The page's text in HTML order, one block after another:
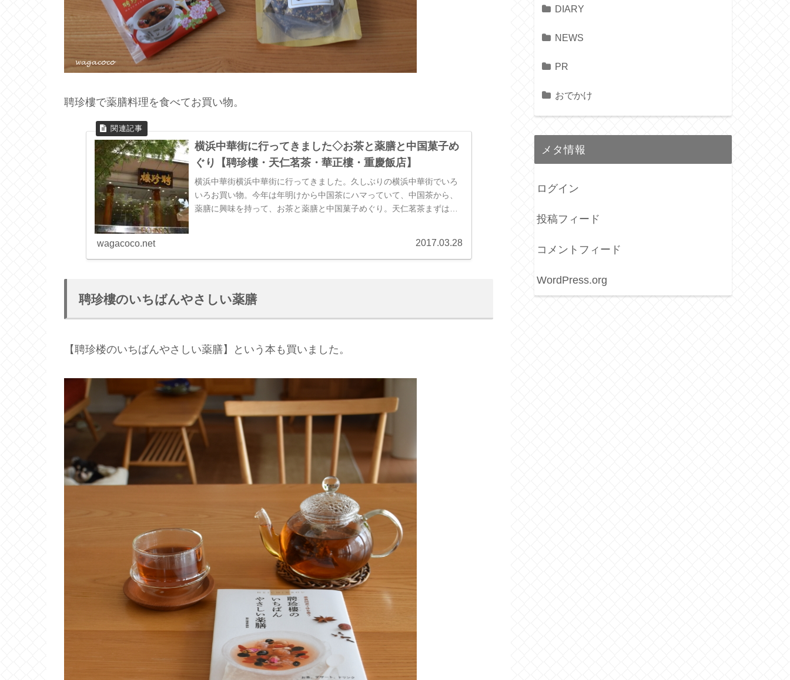
聘珍樓で薬膳料理を食べてお買い物。
横浜中華街に行ってきました◇お茶と薬膳と中国菓子め
ぐり【聘珍樓・天仁茗茶・華正樓・重慶飯店】
横浜中華街横浜中華街に行ってきました。久しぶりの横浜中華街でいろ
いろお買い物。今年は年明けから中国茶にハマっていて、中国茶から、
薬膳に興味を持って、お茶と薬膳と中国菓子めぐり。天仁茗茶まずは中
wagacoco.net 2017.03.28
聘珍樓のいちばんやさしい薬膳
【聘珍楼のいちばんやさしい薬膳】という本も買いました。
DIARY
NEWS
PR
おでかけ
メタ情報
ログイン
投稿フィード
コメントフィード
WordPress.org